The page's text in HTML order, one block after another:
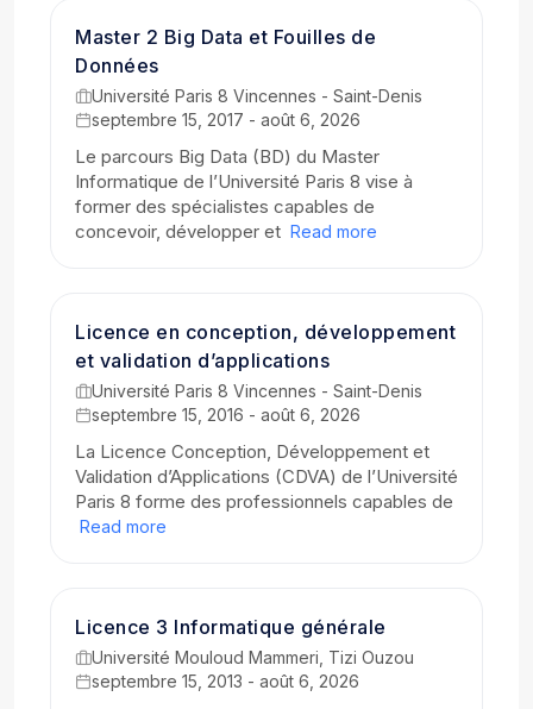
Master 2 Big Data et Fouilles de
Données
Université Paris 8 Vincennes - Saint-Denis
septembre 15, 2017 - août 6, 2026
Le parcours Big Data (BD) du Master
Informatique de l’Université Paris 8 vise à
former des spécialistes capables de
concevoir, développer et Read more
Licence en conception, développement
et validation d’applications
Université Paris 8 Vincennes - Saint-Denis
septembre 15, 2016 - août 6, 2026
La Licence Conception, Développement et
Validation d’Applications (CDVA) de l’Université
Paris 8 forme des professionnels capables de
Read more
Licence 3 Informatique générale
Université Mouloud Mammeri, Tizi Ouzou
septembre 15, 2013 - août 6, 2026